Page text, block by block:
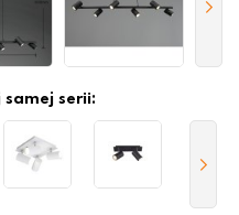
samej serii: